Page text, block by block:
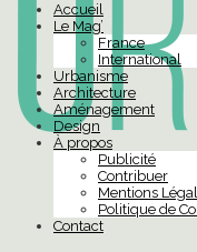
Accueil
Le Mag’
France
International
Urbanisme
Architecture
Aménagement
Design
À propos
Publicité
Contribuer
Mentions
Politique de
Contact